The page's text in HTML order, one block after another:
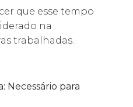
que esse tempo
na
trabalhadas.
Necessário para